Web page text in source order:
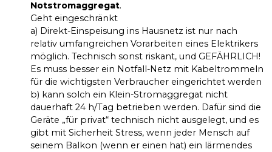
Notstromaggregat.
Geht eingeschränkt
a) Direkt-Einspeisung ins Hausnetz ist nur nach
relativ umfangreichen Vorarbeiten eines Elektrikers
möglich. Technisch sonst riskant, und GEFÄHRLICH!
Es muss besser ein Notfall-Netz mit Kabeltrommeln
für die wichtigsten Verbraucher eingerichtet werden
b) kann solch ein Klein-Stromaggregat nicht
dauerhaft 24 h/Tag betrieben werden. Dafür sind die
Geräte „für privat“ technisch nicht ausgelegt, und es
gibt mit Sicherheit Stress, wenn jeder Mensch auf
seinem Balkon (wenn er einen hat) ein lärmendes